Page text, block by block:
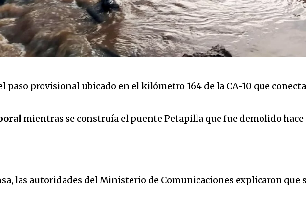
paso provisional ubicado en el kilómetro 164 de la CA-10 que
mientras se construía el puente Petapilla que fue demolido hace
las autoridades del Ministerio de Comunicaciones explicaron que